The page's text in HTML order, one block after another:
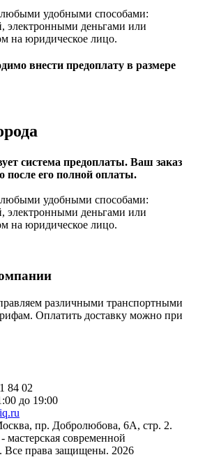
удобными способами:
электронными деньгами или
на юридическое лицо.
внести предоплату в размере
система предоплаты. Ваш заказ
его полной оплаты.
удобными способами:
электронными деньгами или
на юридическое лицо.
различными транспортными
Оплатить доставку можно при
84 02
до 19:00
пр. Добролюбова, 6А, стр. 2.
мастерская современной
права защищены. 2026